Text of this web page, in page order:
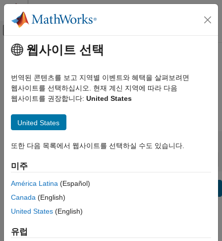
콘텐츠로 바로 가기
오프캔버스 탐색 메뉴 토글
보기 기준: 카테고리
Using MATLAB
MATLAB Copilot
Simulink Copilot
Event-Based Modeling
Real-Time Simulation and Testing
Parallel Computing
주요 콘텐츠
System Composer Release Notes
Bug Reports | Bug Fixes expand all in page
to Incompatibilities
Highlights
Text Filter: System Composer Release Notes
웹사이트 선택
번역된 콘텐츠를 보고 지역별 이벤트와 혜택을 살펴보려면
웹사이트를 선택하십시오. 현재 계신 지역에 따라 다음
웹사이트를 권장합니다: United States
United States
또한 다음 목록에서 웹사이트를 선택하실 수도 있습니다.
미주
América Latina (Español)
Canada (English)
United States (English)
유럽